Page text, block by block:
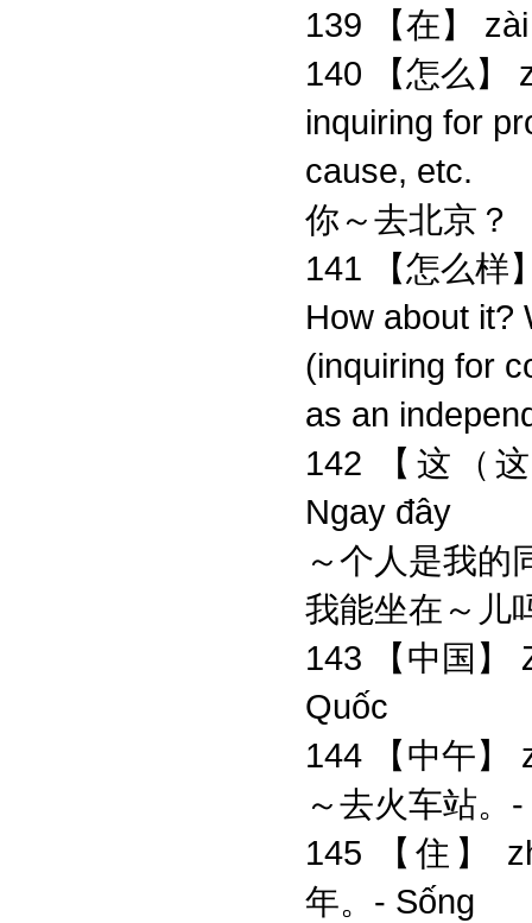
139 【在】
140 【怎么】
inquiring for
cause, etc.
你～去北京？
141 【怎么样
How about it?
(inquiring for
as an
142 【这（
Ngay đây
～个人是我的
我能坐在～儿
143 【中国】
Quốc
144 【中午】
～去火车站。
145 【住】
年。- Sống